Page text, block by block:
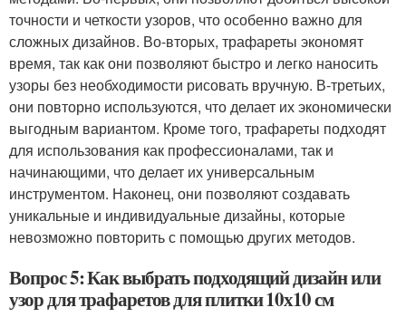
точности и четкости узоров, что особенно важно для
сложных дизайнов. Во-вторых, трафареты экономят
время, так как они позволяют быстро и легко наносить
узоры без необходимости рисовать вручную. В-третьих,
они повторно используются, что делает их экономически
выгодным вариантом. Кроме того, трафареты подходят
для использования как профессионалами, так и
начинающими, что делает их универсальным
инструментом. Наконец, они позволяют создавать
уникальные и индивидуальные дизайны, которые
невозможно повторить с помощью других методов.
Вопрос 5: Как выбрать подходящий дизайн или
узор для трафаретов для плитки 10х10 см